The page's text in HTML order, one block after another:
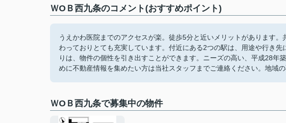
ＷОＢ西九条のコメント(おすすめポイント)
うえかわ医院までのアクセスが楽。徒歩5分と近いメリットがあります
わっておりとても充実しています。付近にある2つの駅は、用途や行き
りは、物件の個性を引き出すことができます。ニーズの高い、平成28年
めに不動産情報を集めたい方は当社スタッフまでご連絡ください。地域
ＷОＢ西九条で募集中の物件